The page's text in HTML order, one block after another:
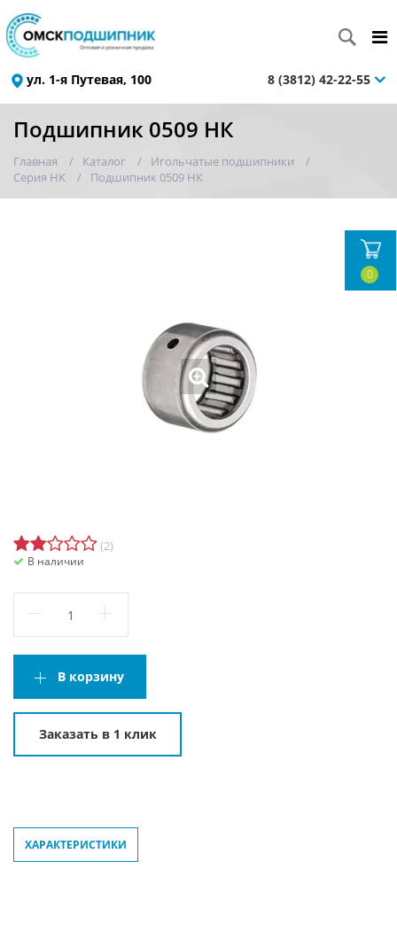
ул. 1-я Путевая, 100 8 (3812) 42-22-55
Подшипник 0509 НК
Главная Каталог
Игольчатые подшипники
Серия HK
Подшипник 0509 НК
(2)
В наличии
В корзину
Заказать в 1 клик
ХАРАКТЕРИСТИКИ
0